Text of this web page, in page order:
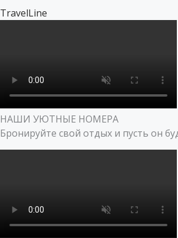
TravelLine
НАШИ УЮТНЫЕ НОМЕРА
Бронируйте свой отдых и пусть он